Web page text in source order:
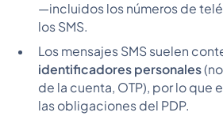
—incluidos los números de
los SMS.
Los mensajes SMS suelen
identificadores personales
de la cuenta, OTP), por lo que
las obligaciones del PDP.